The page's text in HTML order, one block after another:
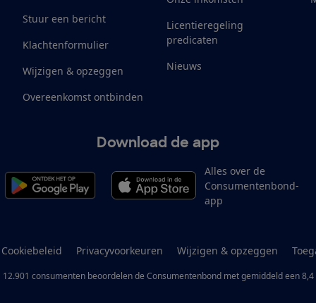
Stuur een bericht
Klachtenformulier
Wijzigen & opzeggen
Overeenkomst ontbinden
Licentieregeling
predicaten
Nieuws
Download de app
Alles over de
Consumentenbond-
app
Cookiebeleid Privacyvoorkeuren Wijzigen & opzeggen
12.901 consumenten beoordelen de Consumentenbondmet gemiddeld een 8,4